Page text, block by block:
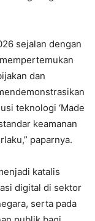
sejalan dengan
dan
teknologi ‘Made
keamanan
paparnya.
katalis
digital di sektor
serta pada